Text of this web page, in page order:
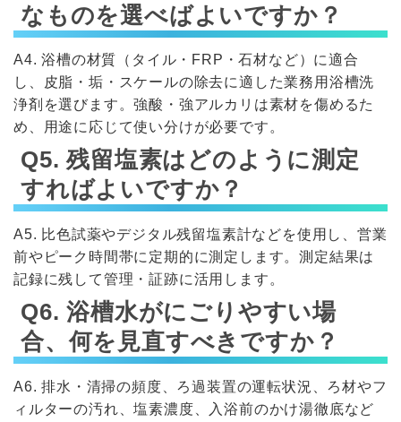
なものを選べばよいですか？
A4. 浴槽の材質（タイル・FRP・石材など）に適合
し、皮脂・垢・スケールの除去に適した業務用浴槽洗
浄剤を選びます。強酸・強アルカリは素材を傷めるた
め、用途に応じて使い分けが必要です。
Q5. 残留塩素はどのように測定
すればよいですか？
A5. 比色試薬やデジタル残留塩素計などを使用し、営業
前やピーク時間帯に定期的に測定します。測定結果は
記録に残して管理・証跡に活用します。
Q6. 浴槽水がにごりやすい場
合、何を見直すべきですか？
A6. 排水・清掃の頻度、ろ過装置の運転状況、ろ材やフ
ィルターの汚れ、塩素濃度、入浴前のかけ湯徹底など